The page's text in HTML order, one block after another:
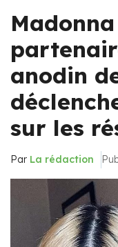
anodin
sur les
Par La rédaction